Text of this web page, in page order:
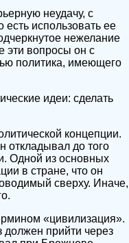
неудачу, с
есть использовать ее
нежелание
эти вопросы он с
политика, имеющего
идеи: сделать
концепции.
откладывал до того
Одной из основных
в стране, что он
сверху. Иначе,
«цивилизация».
прийти через